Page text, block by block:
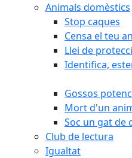
Animals domèstics
Stop caques
Censa el teu
Llei de
Identifica,
Gossos
Mort d'un
Soc un gat de
Club de lectura
Igualtat